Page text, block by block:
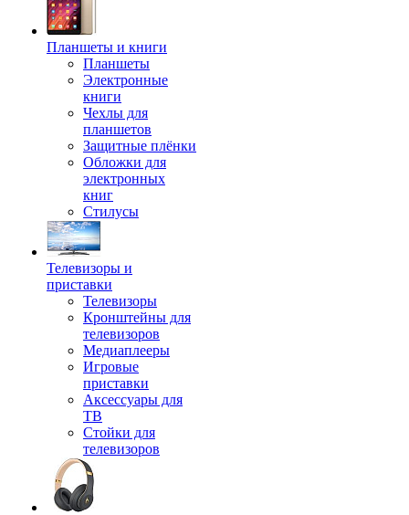
Планшеты и книги
Планшеты
Электронные
книги
Чехлы для
планшетов
Защитные плёнки
Обложки для
электронных
книг
Стилусы
Телевизоры и
приставки
Телевизоры
Кронштейны для
телевизоров
Медиаплееры
Игровые
приставки
Аксессуары для
ТВ
Стойки для
телевизоров